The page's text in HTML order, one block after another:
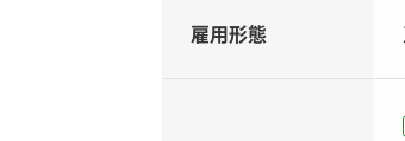
雇用形態